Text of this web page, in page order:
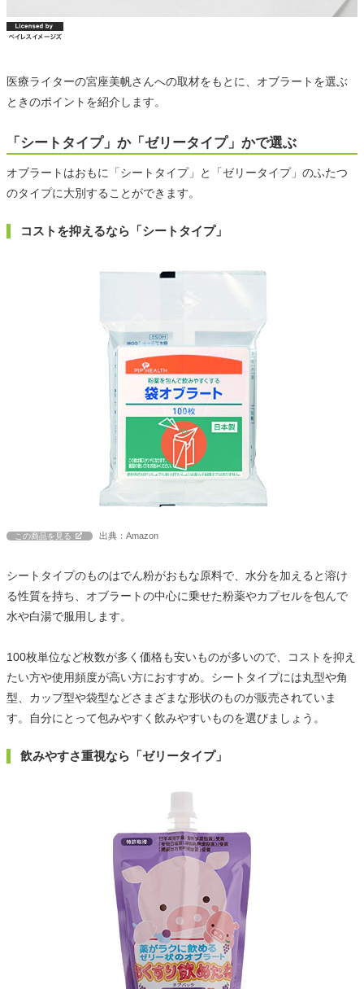
医療ライターの宮座美帆さんへの取材をもとに、オブラートを選ぶ
ときのポイントを紹介します。
「シートタイプ」か「ゼリータイプ」かで選ぶ
オブラートはおもに「シートタイプ」と「ゼリータイプ」のふたつ
のタイプに大別することができます。
コストを抑えるなら「シートタイプ」
この商品を見る 出典：Amazon
シートタイプのものはでん粉がおもな原料で、水分を加えると溶け
る性質を持ち、オブラートの中心に乗せた粉薬やカプセルを包んで
水や白湯で服用します。
100枚単位など枚数が多く価格も安いものが多いので、コストを抑え
たい方や使用頻度が高い方におすすめ。シートタイプには丸型や角
型、カップ型や袋型などさまざまな形状のものが販売されていま
す。自分にとって包みやすく飲みやすいものを選びましょう。
飲みやすさ重視なら「ゼリータイプ」